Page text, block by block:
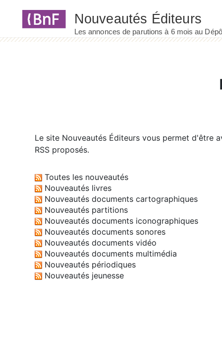
Le site Nouveautés Éditeurs vous permet d'être
RSS proposés.
Toutes les nouveautés
Nouveautés livres
Nouveautés documents cartographiques
Nouveautés partitions
Nouveautés documents iconographiques
Nouveautés documents sonores
Nouveautés documents vidéo
Nouveautés documents multimédia
Nouveautés périodiques
Nouveautés jeunesse